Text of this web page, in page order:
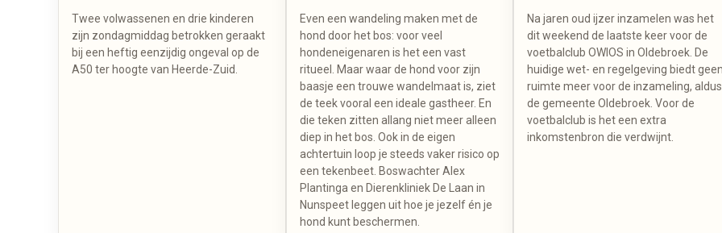
Twee volwassenen en drie kinderen
zijn zondagmiddag betrokken geraakt
bij een heftig eenzijdig ongeval op de
A50 ter hoogte van Heerde-Zuid.
Even een wandeling maken met de
hond door het bos: voor veel
hondeneigenaren is het een vast
ritueel. Maar waar de hond voor zijn
baasje een trouwe wandelmaat is, ziet
de teek vooral een ideale gastheer. En
die teken zitten allang niet meer alleen
diep in het bos. Ook in de eigen
achtertuin loop je steeds vaker risico op
een tekenbeet. Boswachter Alex
Plantinga en Dierenkliniek De Laan in
Nunspeet leggen uit hoe je jezelf én je
hond kunt beschermen.
Na jaren oud ijzer inzamelen was het
dit weekend de laatste keer voor de
voetbalclub OWIOS in Oldebroek. De
huidige wet- en regelgeving biedt
ruimte meer voor de inzameling, aldus
de gemeente Oldebroek. Voor de
voetbalclub is het een extra
inkomstenbron die verdwijnt.